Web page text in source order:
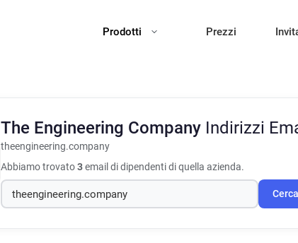
Prodotti Prezzi
The Engineering Company Indirizzi
theengineering.company
Abbiamo trovato3email di dipendenti di quella azienda.